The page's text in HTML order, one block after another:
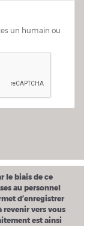
un humain ou
le biais de ce
au personnel
d’enregistrer
revenir vers vous
est ainsi